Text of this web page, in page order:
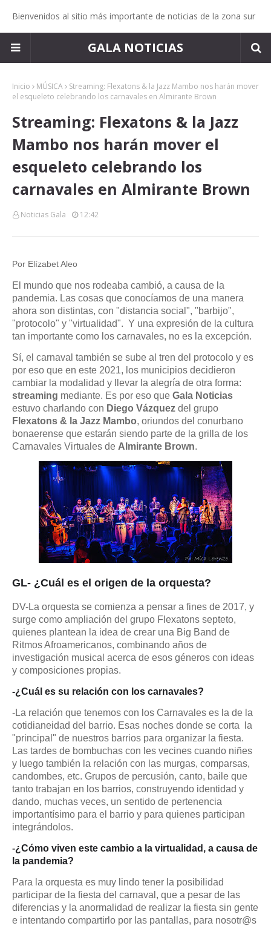
Bienvenidos al sitio más importante de noticias de la zona sur
GALA NOTICIAS
Inicio MÚSICA
Streaming: Flexatons & la Jazz Mambo nos harán mover
el esqueleto celebrando los carnavales en Almirante Brown
Streaming: Flexatons & la Jazz
Mambo nos harán mover el
esqueleto celebrando los
carnavales en Almirante Brown
Noticias Gala 12:42
Por Elízabet Aleo
El mundo que nos rodeaba cambió, a causa de la
pandemia. Las cosas que conocíamos de una manera
ahora son distintas, con "distancia social", "barbijo",
"protocolo" y "virtualidad". Y una expresión de la cultura
tan importante como los carnavales, no es la excepción.
Sí, el carnaval también se sube al tren del protocolo y es
por eso que en este 2021, los municipios decidieron
cambiar la modalidad y llevar la alegría de otra forma:
streaming mediante. Es por eso que Gala Noticias
estuvo charlando con Diego Vázquez del grupo
Flexatons & la Jazz Mambo, oriundos del conurbano
bonaerense que estarán siendo parte de la grilla de los
Carnavales Virtuales de Almirante Brown.
GL- ¿Cuál es el origen de la orquesta?
DV-La orquesta se comienza a pensar a fines de 2017, y
surge como ampliación del grupo Flexatons septeto,
quienes plantean la idea de crear una Big Band de
Ritmos Afroamericanos, combinando años de
investigación musical acerca de esos géneros con ideas
y composiciones propias.
-¿Cuál es su relación con los carnavales?
-La relación que tenemos con los Carnavales es la de la
cotidianeidad del barrio. Esas noches donde se corta la
"principal" de nuestros barrios para organizar la fiesta.
Las tardes de bombuchas con les vecines cuando niñes
y luego también la relación con las murgas, comparsas,
candombes, etc. Grupos de percusión, canto, baile que
tanto trabajan en los barrios, construyendo identidad y
dando, muchas veces, un sentido de pertenencia
importantísimo para el barrio y para quienes participan
integrándolos.
-¿Cómo viven este cambio a la virtualidad, a causa de
la pandemia?
Para la orquesta es muy lindo tener la posibilidad
participar de la fiesta del carnaval, que a pesar de las
diferencias y la anormalidad de realizar la fiesta sin gente
e intentando compartirlo por las pantallas, para nosotr@s